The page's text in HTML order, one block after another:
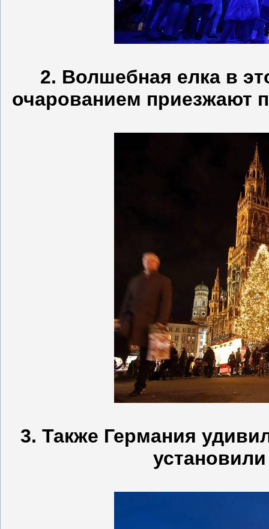
2. Волшебная елка в
очарованием приезжают
3. Также Германия